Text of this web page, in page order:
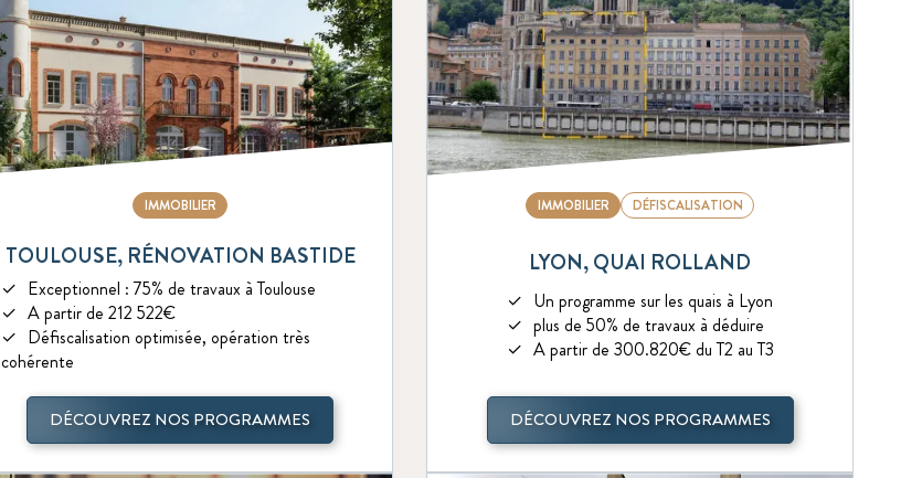
IMMOBILIER
TOULOUSE, RÉNOVATION BASTIDE
Exceptionnel : 75% de travaux à Toulouse
A partir de 212 522€
Défiscalisation optimisée, opération très
cohérente
DÉCOUVREZ NOS PROGRAMMES
IMMOBILIER DÉFISCALISATION
LYON, QUAI ROLLAND
Un programme sur les quais à Lyon
plus de 50% de travaux à déduire
A partir de 300.820€ du T2 au T3
DÉCOUVREZ NOS PROGRAMMES